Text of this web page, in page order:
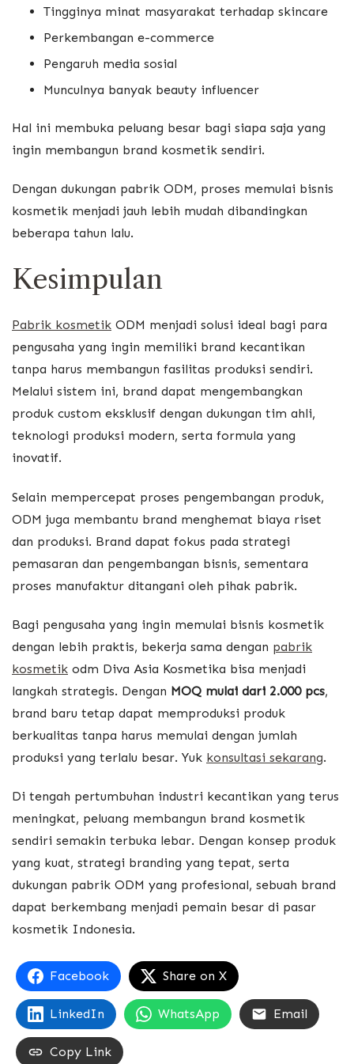
Tingginya minat masyarakat terhadap skincare
Perkembangan e-commerce
Pengaruh media sosial
Munculnya banyak beauty influencer
Hal ini membuka peluang besar bagi siapa saja yang
ingin membangun brand kosmetik sendiri.
Dengan dukungan pabrik ODM, proses memulai bisnis
kosmetik menjadi jauh lebih mudah dibandingkan
beberapa tahun lalu.
Kesimpulan
Pabrik kosmetik ODM menjadi solusi ideal bagi para
pengusaha yang ingin memiliki brand kecantikan
tanpa harus membangun fasilitas produksi sendiri.
Melalui sistem ini, brand dapat mengembangkan
produk custom eksklusif dengan dukungan tim ahli,
teknologi produksi modern, serta formula yang
inovatif.
Selain mempercepat proses pengembangan produk,
ODM juga membantu brand menghemat biaya riset
dan produksi. Brand dapat fokus pada strategi
pemasaran dan pengembangan bisnis, sementara
proses manufaktur ditangani oleh pihak pabrik.
Bagi pengusaha yang ingin memulai bisnis kosmetik
dengan lebih praktis, bekerja sama dengan pabrik
kosmetik odm Diva Asia Kosmetika bisa menjadi
langkah strategis. Dengan MOQ mulai dari 2.000 pcs,
brand baru tetap dapat memproduksi produk
berkualitas tanpa harus memulai dengan jumlah
produksi yang terlalu besar. Yuk konsultasi sekarang.
Di tengah pertumbuhan industri kecantikan yang terus
meningkat, peluang membangun brand kosmetik
sendiri semakin terbuka lebar. Dengan konsep produk
yang kuat, strategi branding yang tepat, serta
dukungan pabrik ODM yang profesional, sebuah brand
dapat berkembang menjadi pemain besar di pasar
kosmetik Indonesia.
Facebook Share on X
LinkedIn WhatsApp Email
Copy Link